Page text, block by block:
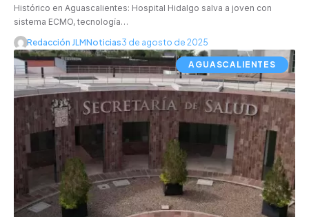
Histórico en Aguascalientes: Hospital Hidalgo salva a joven con
sistema ECMO, tecnología…
Redacción JLMNoticias3 de agosto de 2025
AGUASCALIENTES